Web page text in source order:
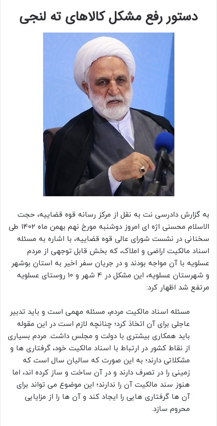
دستور رفع مشکل کالاهای ته لنجی
به گزارش دادرسی نت به نقل از مرکز رسانه قوه قضاییه، حجت
الاسلام محسنی اژه ای امروز دوشنبه مورخ نهم بهمن ماه 1402 طی
سخنانی در نشست شورای عالی قوه قضاییه، با اشاره به مسئله
اسناد مالکیت اراضی و املاک، که بخش قابل توجهی از مردم
عسلویه با آن مواجه بودند و در جریان سفر اخیر به استان بوشهر
و شهرستان عسلویه، این مشکل در 4 شهر و 10 روستای عسلویه
مرتفع شد اظهار کرد:
مسئله اسناد مالکیت مردم، مسئله مهمی است و باید تدبیر
عاجلی برای آن اتخاذ کرد؛ چنانچه لازم است در این مقوله
باید همکاری بیشتری با دولت و مجلس داشت. مردم بسیاری
از نقاط کشور در ارتباط با اسناد مالکیت خود، گرفتاری ها و
مشکلاتی دارند؛ به این صورت که سالیان سال است که
زمینی را در تصرف دارند و در آن ساخت و ساز کرده اند، اما
هنوز سند مالکیت آن را ندارند؛ این موضوع می تواند برای
آن ها گرفتاری هایی را ایجاد کند و آن ها را از مزایایی
محروم سازد.